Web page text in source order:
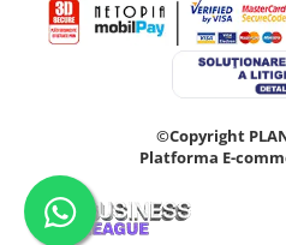
©Copyright
Platforma E-